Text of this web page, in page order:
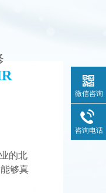
的北
够真
微信咨询
咨询电话